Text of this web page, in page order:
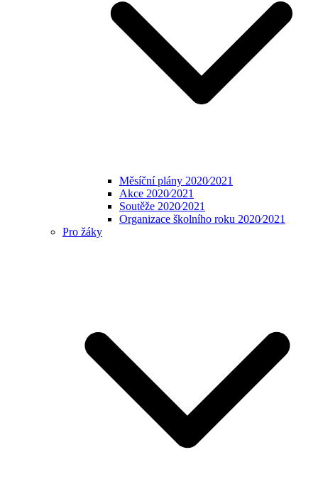
Měsíční plány 2020⁄2021
Akce 2020⁄2021
Soutěže 2020⁄2021
Organizace školního roku 2020⁄2021
Pro žáky